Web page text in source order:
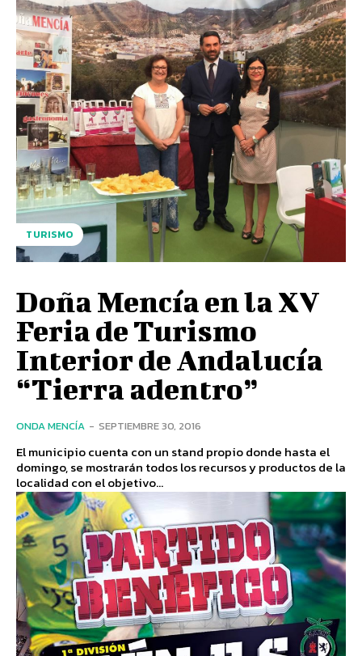
TURISMO
Doña Mencía en la XV
Feria de Turismo
Interior de Andalucía
“Tierra adentro”
ONDA MENCÍA - SEPTIEMBRE 30, 2016
El municipio cuenta con un stand propio donde hasta el
domingo, se mostrarán todos los recursos y productos de la
localidad con el objetivo...